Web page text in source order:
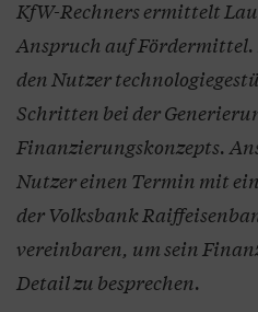
KfW-Rechners ermittelt
Anspruch auf
den Nutzer
Schritten bei der
Finanzierungskonzepts.
Nutzer einen Termin mit
der Volksbank
vereinbaren, um sein
Detail zu besprechen.